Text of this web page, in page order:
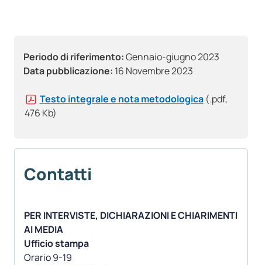
Periodo di riferimento:Gennaio-giugno 2023
Data pubblicazione: 16 Novembre 2023
Testo integrale e nota metodologica (.pdf,
476 Kb)
Contatti
PER INTERVISTE, DICHIARAZIONI E CHIARIMENTI
AI MEDIA
Ufficio stampa
Orario 9-19